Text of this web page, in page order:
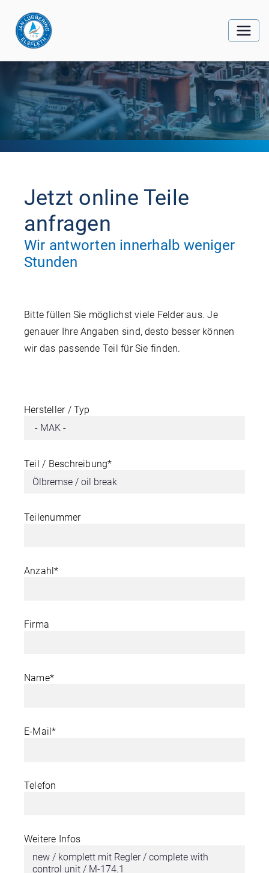
Jetzt online Teile
anfragen
Wir antworten innerhalb weniger
Stunden
Bitte füllen Sie möglichst viele Felder aus. Je
genauer Ihre Angaben sind, desto besser können
wir das passende Teil für Sie finden.
Hersteller / Typ
Teil / Beschreibung*
Teilenummer
Anzahl*
Firma
Name*
E-Mail*
Telefon
Weitere Infos